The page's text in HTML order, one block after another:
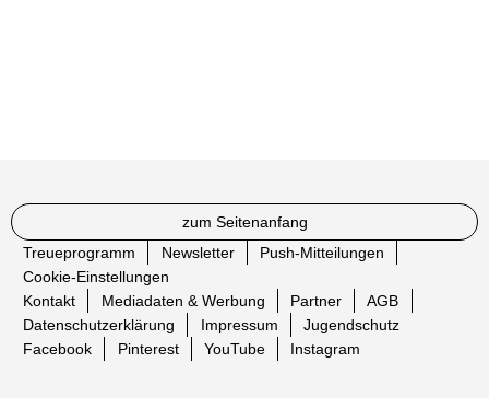
zum Seitenanfang
Treueprogramm
Newsletter
Push-Mitteilungen
Cookie-Einstellungen
Kontakt
Mediadaten & Werbung Partner
AGB
Datenschutzerklärung
Impressum
Jugendschutz
Facebook
Pinterest YouTube Instagram